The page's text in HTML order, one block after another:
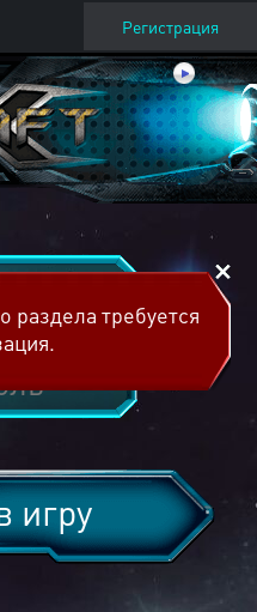
Регистрация
игру
раздела требуется